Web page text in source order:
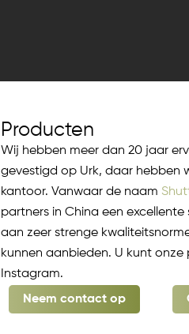
Producten
Wij hebben meer dan 20 jaar
gevestigd op Urk, daar hebben
kantoor. Vanwaar de naam
partners in China een
aan zeer strenge
kunnen aanbieden. U kunt
Instagram.
Neem contact op